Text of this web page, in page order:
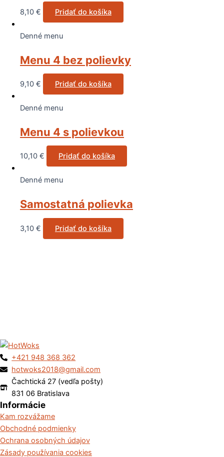
8,10 € Pridať do košíka
Denné menu
Menu 4 bez polievky
9,10 € Pridať do košíka
Denné menu
Menu 4 s polievkou
10,10 € Pridať do košíka
Denné menu
Samostatná polievka
3,10 € Pridať do košíka
+421 948 368 362
hotwoks2018@gmail.com
Čachtická 27 (vedľa pošty)
831 06 Bratislava
Informácie
Kam rozvážame
Obchodné podmienky
Ochrana osobných údajov
Zásady používania cookies